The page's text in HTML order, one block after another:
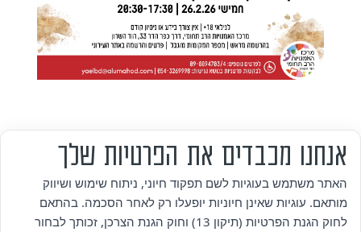
אזור אישי
אנחנו מכבדים את הפרטיות שלך
האתר משתמש בעוגיות לשם תפקוד חיוני, ניתוח שימוש ושיווק
מותאם. עוגיות שאינן חיוניות יופעלו רק לאחר הסכמה. בהתאם
לחוק הגנת הפרטיות (תיקון 13) וחוק הגנת הצרכן, זכותך לבחור